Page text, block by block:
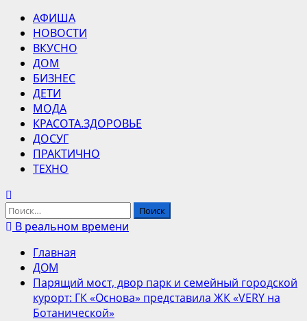
Основное
меню
АФИША
НОВОСТИ
ВКУСНО
ДОМ
БИЗНЕС
ДЕТИ
МОДА
КРАСОТА.ЗДОРОВЬЕ
ДОСУГ
ПРАКТИЧНО
ТЕХНО
Найти:
В реальном времени
Главная
ДОМ
Парящий мост, двор парк и семейный городской
курорт: ГК «Основа» представила ЖК «VERY на
Ботанической»